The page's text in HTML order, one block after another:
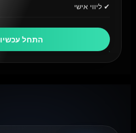
✔ ליווי אישי
התחל עכשיו